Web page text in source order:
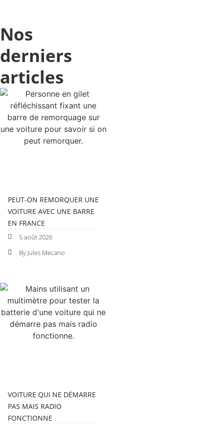
Nos
derniers
articles
PEUT-ON REMORQUER UNE
VOITURE AVEC UNE BARRE
EN FRANCE
5 août 2026
By Jules Mecano
VOITURE QUI NE DÉMARRE
PAS MAIS RADIO
FONCTIONNE